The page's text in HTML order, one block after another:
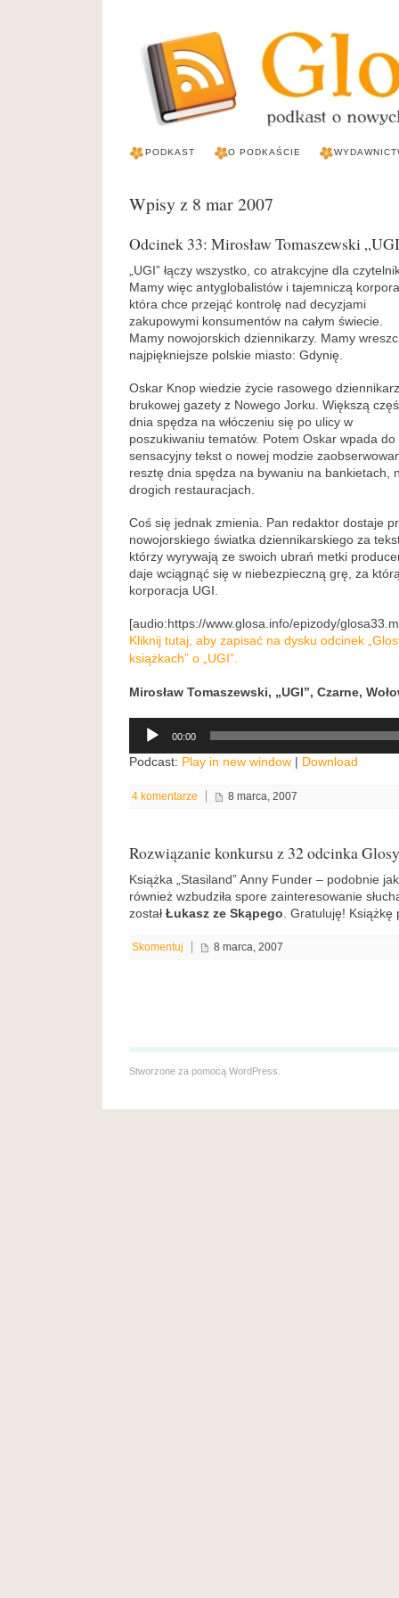
PODKAST O PODKAŚCIE
Wpisy z 8 mar 2007
Odcinek 33: Mirosław Tomaszewski
„UGI” łączy wszystko, co atrakcyjne dla
Mamy więc antyglobalistów i tajemniczą
która chce przejąć kontrolę nad decyzjami
zakupowymi konsumentów na całym świecie.
Mamy nowojorskich dziennikarzy. Mamy
najpiękniejsze polskie miasto: Gdynię.
Oskar Knop wiedzie życie rasowego
brukowej gazety z Nowego Jorku. Większą
dnia spędza na włóczeniu się po ulicy w
poszukiwaniu tematów. Potem Oskar wpada
sensacyjny tekst o nowej modzie
resztę dnia spędza na bywaniu na bankietach,
drogich restauracjach.
Coś się jednak zmienia. Pan redaktor dostaje
nowojorskiego światka dziennikarskiego za
którzy wyrywają ze swoich ubrań metki
daje wciągnąć się w niebezpieczną grę, za
korporacja UGI.
[audio:https://www.glosa.info/epizody/
Kliknij tutaj, aby zapisać na dysku odcinek
książkach” o „UGI”.
Mirosław Tomaszewski, „UGI”, Czarne,
Odtwarzacz
plików
dźwiękowych
00:00
Podcast: Play in new window Download
4 komentarze 8 marca, 2007
Rozwiązanie konkursu z 32 odcinka Glosy
Książka „Stasiland” Anny Funder – podobnie
również wzbudziła spore zainteresowanie
został Łukasz ze Skąpego. Gratuluję! Książkę
Skomentuj 8 marca, 2007
Stworzone za pomocą WordPress